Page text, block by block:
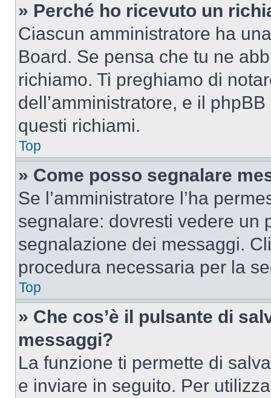
» Perché ho ricevuto un
Ciascun amministratore ha
Board. Se pensa che tu ne
richiamo. Ti preghiamo di
dell’amministratore, e il
questi richiami.
Top
» Come posso segnalare
Se l’amministratore l’ha
segnalare: dovresti vedere un
segnalazione dei messaggi.
procedura necessaria per la
Top
» Che cos’è il pulsante di
messaggi?
La funzione ti permette di
e inviare in seguito. Per